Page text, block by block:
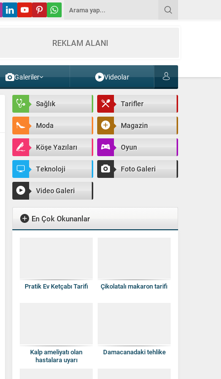
REKLAM ALANI
Galeriler Videolar
Sağlık Tarifler
Moda Magazin
Köşe Yazıları Oyun
Teknoloji Foto Galeri
Video Galeri
En Çok Okunanlar
Pratik Ev Ketçabı Tarifi Çikolatalı makaron tarifi
Kalp ameliyatı olan
hastalara uyarı
Damacanadaki tehlike